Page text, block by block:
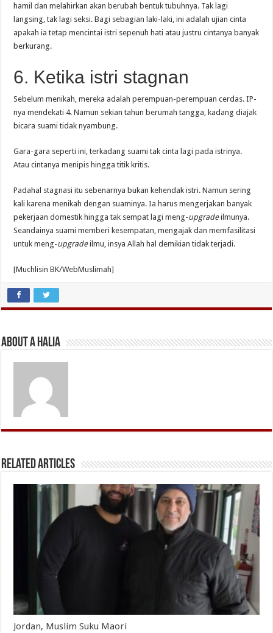
hamil dan melahirkan akan berubah bentuk tubuhnya. Tak lagi
langsing, tak lagi seksi. Bagi sebagian laki-laki, ini adalah ujian cinta
apakah ia tetap mencintai istri sepenuh hati atau justru cintanya banyak
berkurang.
6. Ketika istri stagnan
Sebelum menikah, mereka adalah perempuan-perempuan cerdas. IP-
nya mendekati 4. Namun sekian tahun berumah tangga, kadang diajak
bicara suami tidak nyambung.
Gara-gara seperti ini, terkadang suami tak cinta lagi pada istrinya.
Atau cintanya menipis hingga titik kritis.
Padahal stagnasi itu sebenarnya bukan kehendak istri. Namun sering
kali karena menikah dengan suaminya. Ia harus mengerjakan banyak
pekerjaan domestik hingga tak sempat lagi meng-upgradeilmunya.
Seandainya suami memberi kesempatan, mengajak dan memfasilitasi
untuk meng-upgradeilmu, insya Allah hal demikian tidak terjadi.
[Muchlisin BK/WebMuslimah]
About A Halia
Related Articles
Jordan, Muslim Suku Maori